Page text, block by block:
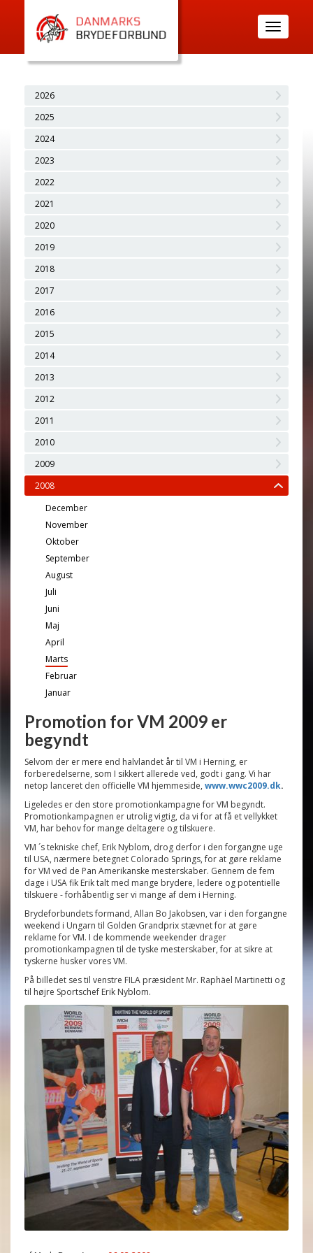
Toggle
navigation
2026
2025
2024
2023
2022
2021
2020
2019
2018
2017
2016
2015
2014
2013
2012
2011
2010
2009
2008
December
November
Oktober
September
August
Juli
Juni
Maj
April
Marts
Februar
Januar
Promotion for VM 2009 er
begyndt
Selvom der er mere end halvlandet år til VM i Herning, er
forberedelserne, som I sikkert allerede ved, godt i gang. Vi har
netop lanceret den officielle VM hjemmeside, www.wwc2009.dk.
Ligeledes er den store promotionkampagne for VM begyndt.
Promotionkampagnen er utrolig vigtig, da vi for at få et vellykket
VM, har behov for mange deltagere og tilskuere.
VM ´s tekniske chef, Erik Nyblom, drog derfor i den forgangne uge
til USA, nærmere betegnet Colorado Springs, for at gøre reklame
for VM ved de Pan Amerikanske mesterskaber. Gennem de fem
dage i USA fik Erik talt med mange brydere, ledere og potentielle
tilskuere - forhåbentlig ser vi mange af dem i Herning.
Brydeforbundets formand, Allan Bo Jakobsen, var i den forgangne
weekend i Ungarn til Golden Grandprix stævnet for at gøre
reklame for VM. I de kommende weekender drager
promotionkampagnen til de tyske mesterskaber, for at sikre at
tyskerne husker vores VM.
På billedet ses til venstre FILA præsident Mr. Raphäel Martinetti og
til højre Sportschef Erik Nyblom.